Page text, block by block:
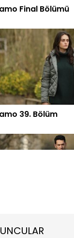
Final Bölümü
39. Bölüm